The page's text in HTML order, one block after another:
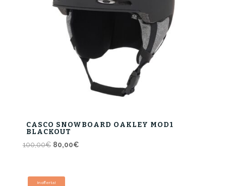
CASCO SNOWBOARD OAKLEY MOD1
BLACKOUT
100,00€ Il
era:
80,00€Il
In offerta!